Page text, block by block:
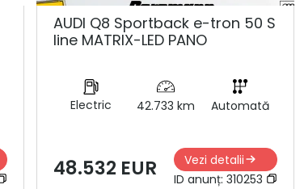
AUDI Q8 Sportback e-tron 50 S
line MATRIX-LED PANO
Electric 42.733 km Automată
48.532 EUR
Vezi detalii
ID anunț: 310253